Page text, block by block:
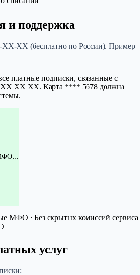
и поддержка
XX (бесплатно по России). Пример
платные подписки, связанные с
XX XX. Карта **** 5678 должна
МФО · Без скрытых комиссий сервиса
услуг